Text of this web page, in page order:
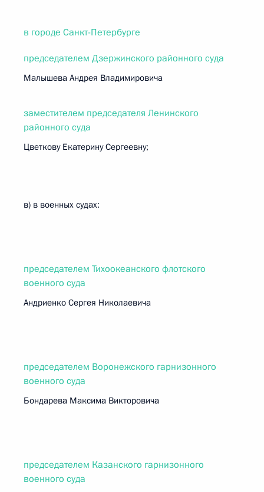
в городе Санкт-Петербурге
председателем Дзержинского районного суда
Малышева Андрея Владимировича
заместителем председателя Ленинского
районного суда
Цветкову Екатерину Сергеевну;
в) в военных судах:
председателем Тихоокеанского флотского
военного суда
Андриенко Сергея Николаевича
председателем Воронежского гарнизонного
военного суда
Бондарева Максима Викторовича
председателем Казанского гарнизонного
военного суда